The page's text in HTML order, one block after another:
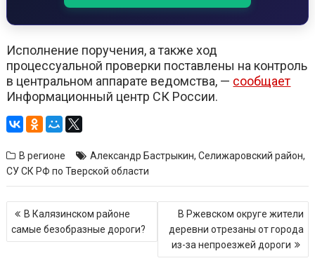
Исполнение поручения, а также ход
процессуальной проверки поставлены на контроль
в центральном аппарате ведомства, — сообщает
Информационный центр СК России.
В регионе Александр Бастрыкин,Селижаровский район,
СУ СК РФ по Тверской области
Навигация
по
записям
В Калязинском районе
самые безобразные дороги?
В Ржевском округе жители
деревни отрезаны от города
из-за непроезжей дороги